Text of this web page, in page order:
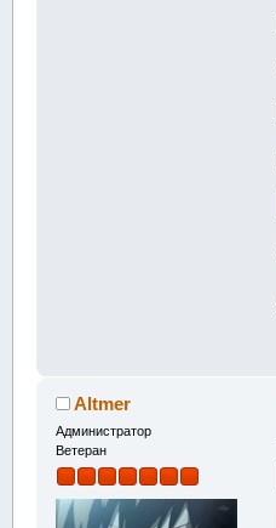
Altmer
Администратор
Ветеран